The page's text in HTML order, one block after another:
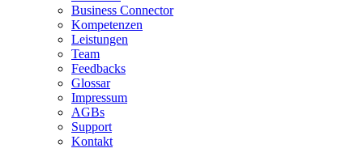
Business Connector
Kompetenzen
Leistungen
Team
Feedbacks
Glossar
Impressum
AGBs
Support
Kontakt